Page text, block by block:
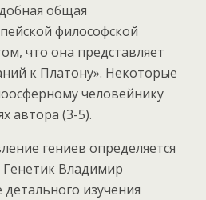
общая
философской
что она представляет
к Платону». Некоторые
человейнику
автора (3-5).
гениев определяется
Генетик Владимир
изучения